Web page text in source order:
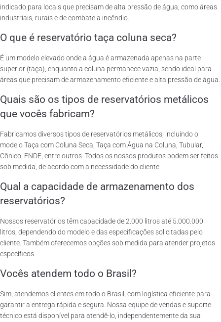
indicado para locais que precisam de alta pressão de água, como áreas
industriais, rurais e de combate a incêndio.
O que é reservatório taça coluna seca?
É um modelo elevado onde a água é armazenada apenas na parte
superior (taça), enquanto a coluna permanece vazia, sendo ideal para
áreas que precisam de armazenamento eficiente e alta pressão de água.
Quais são os tipos de reservatórios metálicos
que vocês fabricam?
Fabricamos diversos tipos de reservatórios metálicos, incluindo o
modelo Taça com Coluna Seca, Taça com Água na Coluna, Tubular,
Cônico, FNDE, entre outros. Todos os nossos produtos podem ser feitos
sob medida, de acordo com a necessidade do cliente.
Qual a capacidade de armazenamento dos
reservatórios?
Nossos reservatórios têm capacidade de 2.000 litros até 5.000.000
litros, dependendo do modelo e das especificações solicitadas pelo
cliente. Também oferecemos opções sob medida para atender projetos
específicos.
Vocês atendem todo o Brasil?
Sim, atendemos clientes em todo o Brasil, com logística eficiente para
garantir a entrega rápida e segura. Nossa equipe de vendas e suporte
técnico está disponível para atendê-lo, independentemente da sua